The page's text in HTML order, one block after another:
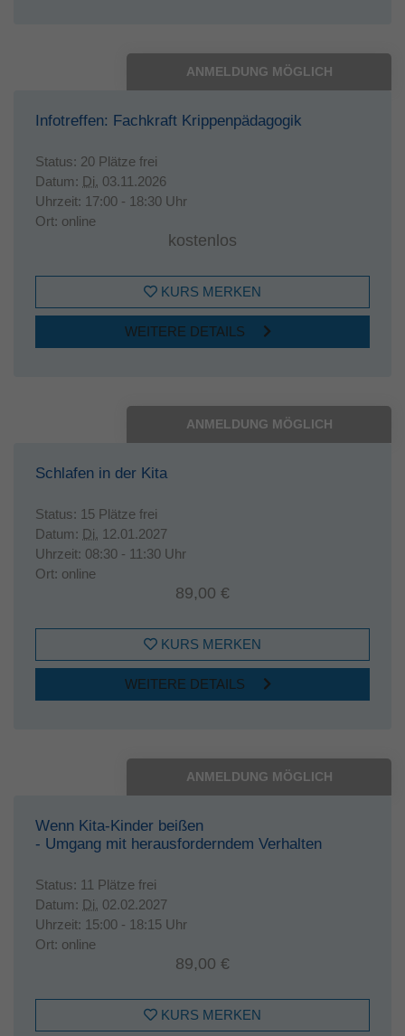
ANMELDUNG MÖGLICH
Infotreffen: Fachkraft Krippenpädagogik
Status: 20 Plätze frei
Datum: Di. 03.11.2026
Uhrzeit: 17:00 - 18:30 Uhr
Ort: online
kostenlos
KURS MERKEN
WEITERE DETAILS
ANMELDUNG MÖGLICH
Schlafen in der Kita
Status: 15 Plätze frei
Datum: Di. 12.01.2027
Uhrzeit: 08:30 - 11:30 Uhr
Ort: online
89,00 €
KURS MERKEN
WEITERE DETAILS
ANMELDUNG MÖGLICH
Wenn Kita-Kinder beißen
- Umgang mit herausforderndem Verhalten
Status: 11 Plätze frei
Datum: Di. 02.02.2027
Uhrzeit: 15:00 - 18:15 Uhr
Ort: online
89,00 €
KURS MERKEN